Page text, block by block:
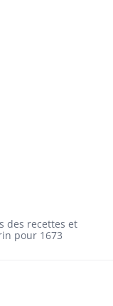
des recettes et
pour 1673